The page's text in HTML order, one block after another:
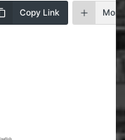
Copy Link More